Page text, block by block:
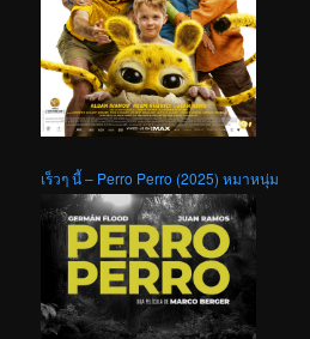
เร็วๆ นี้ – Perro Perro (2025) หมาหนุ่ม